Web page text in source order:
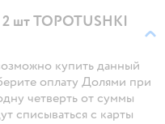
шт TOPOTUSHKI
купить данный
оплату Долями при
четверть от суммы
списываться с карты